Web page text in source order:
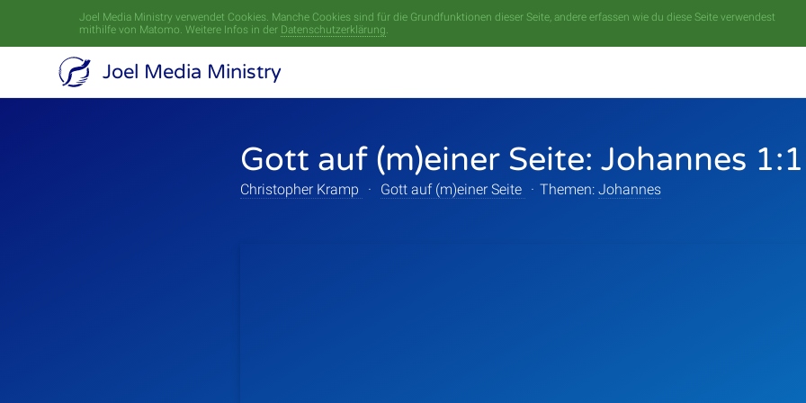
Joel Media Ministry verwendet Cookies. Manche Cookies sind für die Grundfunktionen dieser Seite, andere erfassen wie du diese Seite verwendest
mithilfe von Matomo. Weitere Infos in der Datenschutzerklärung.
Joel Media Ministry
Gott auf (m)einer Seite: Johannes
Christopher Kramp · Gott auf (m)einer Seite · Themen: Johannes